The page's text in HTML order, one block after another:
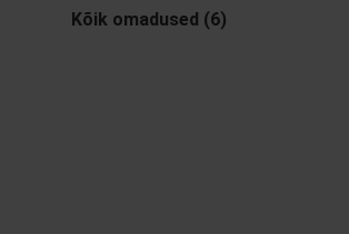
Kõik omadused (6)